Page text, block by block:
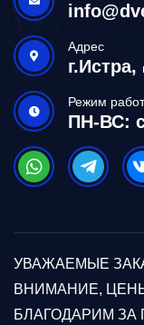
Адрес
г.Истра,
Режим
ПН-ВС:
УВАЖАЕМЫЕ
ВНИМАНИЕ,
БЛАГОДАРИМ